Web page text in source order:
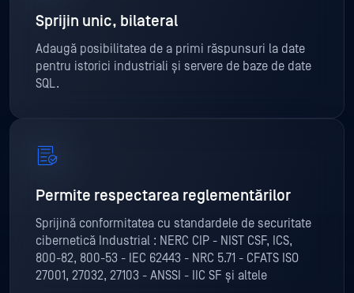
Sprijin unic, bilateral
Adaugă posibilitatea de a primi răspunsuri la date
pentru istorici industriali și servere de baze de date
SQL.
Permite respectarea reglementărilor
Sprijină conformitatea cu standardele de securitate
cibernetică Industrial : NERC CIP - NIST CSF, ICS,
800-82, 800-53 - IEC 62443 - NRC 5.71 - CFATS ISO
27001, 27032, 27103 - ANSSI - IIC SF și altele